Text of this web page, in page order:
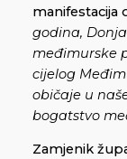
manifestacija
godina,
međimurske
cijelog
običaje u
bogatstvo
Zamjenik